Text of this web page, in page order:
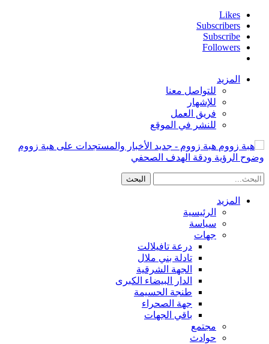
Likes
Subscribers
Subscribe
Followers
المزيد
للتواصل معنا
للإشهار
فريق العمل
للنشر في الموقع
هبة زووم - جديد الأخبار والمستجدات على هبة زووم
وضوح الرؤية ودقة الهدف الصحفي
المزيد
الرئيسية
سياسة
جهات
درعة تافيلالت
تادلة بني ملال
الجهة الشرقية
الدار البيضاء الكبرى
طنجة الحسيمة
جهة الصحراء
باقي الجهات
مجتمع
حوادث